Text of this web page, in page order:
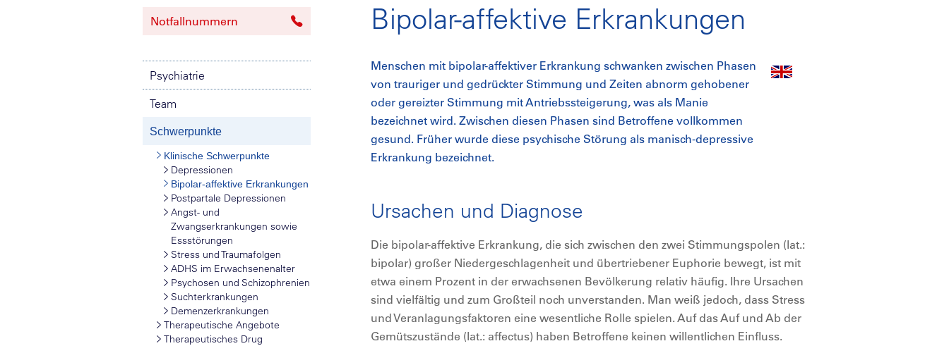
Notfallnummern
Psychiatrie
Team
Schwerpunkte
Klinische Schwerpunkte
Depressionen
Bipolar-affektive Erkrankungen
Postpartale Depressionen
Angst- und
Zwangserkrankungen sowie
Essstörungen
Stress und Traumafolgen
ADHS im Erwachsenenalter
Psychosen und Schizophrenien
Suchterkrankungen
Demenzerkrankungen
Therapeutische Angebote
Therapeutisches Drug
Bipolar-affektive Erkrankungen
Menschen mit bipolar-affektiver Erkrankung schwanken zwischen Phasen
von trauriger und gedrückter Stimmung und Zeiten abnorm gehobener
oder gereizter Stimmung mit Antriebssteigerung, was als Manie
bezeichnet wird. Zwischen diesen Phasen sind Betroffene vollkommen
gesund. Früher wurde diese psychische Störung als manisch-depressive
Erkrankung bezeichnet.
Ursachen und Diagnose
Die bipolar-affektive Erkrankung, die sich zwischen den zwei Stimmungspolen (lat.:
bipolar) großer Niedergeschlagenheit und übertriebener Euphorie bewegt, ist mit
etwa einem Prozent in der erwachsenen Bevölkerung relativ häufig. Ihre Ursachen
sind vielfältig und zum Großteil noch unverstanden. Man weiß jedoch, dass Stress
und Veranlagungsfaktoren eine wesentliche Rolle spielen. Auf das Auf und Ab der
Gemütszustände (lat.: affectus) haben Betroffene keinen willentlichen Einfluss.